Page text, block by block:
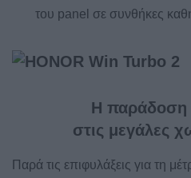
του panel σε συνθήκες
Η παράδοση
στις μεγάλες
Παρά τις επιφυλάξεις για τη